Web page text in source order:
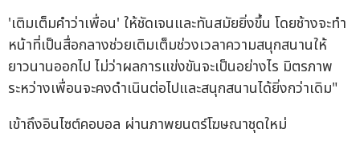
'เติมเต็มคำว่าเพื่อน' ให้ชัดเจนและทันสมัยยิ่งขึ้น โดยช้างจะทำ
หน้าที่เป็นสื่อกลางช่วยเติมเต็มช่วงเวลาความสนุกสนานให้
ยาวนานออกไป ไม่ว่าผลการแข่งขันจะเป็นอย่างไร มิตรภาพ
ระหว่างเพื่อนจะคงดำเนินต่อไปและสนุกสนานได้ยิ่งกว่าเดิม"
เข้าถึงอินไซต์คอบอล ผ่านภาพยนตร์โฆษณาชุดใหม่